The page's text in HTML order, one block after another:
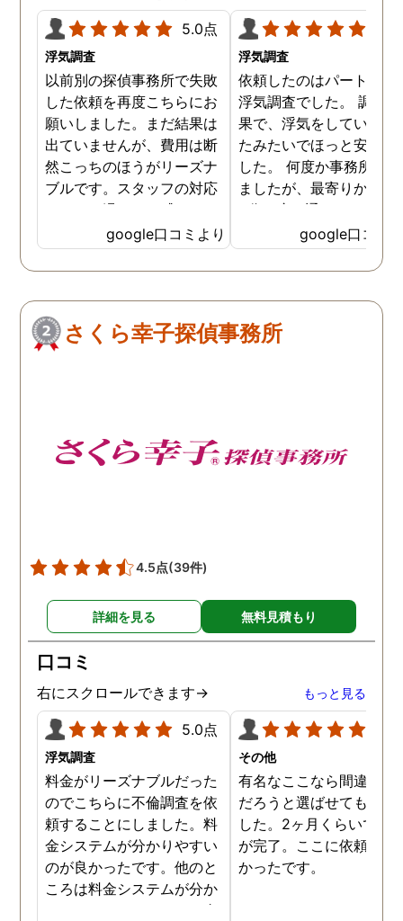
5.0点
浮気調査
以前別の探偵事務所で失敗
した依頼を再度こちらにお
願いしました。まだ結果は
出ていませんが、費用は断
然こっちのほうがリーズナ
ブルです。スタッフの対応
なんかも温かみを感じま
す。はじめからこちらにす
ればよかったです😢 …
google口コミより
浮気調査
依頼したのはパートナー
浮気調査でした。 調査
果で、浮気をしていなか
たみたいでほっと安心し
した。 何度か事務所に
ましたが、最寄りから徒
3分程度で通いやすかっ
google口コミ
さくら幸子探偵事務所
4.5点(39件)
詳細を見る 無料見積もり
口コミ
右にスクロールできます→ もっと見る
5.0点
浮気調査
料金がリーズナブルだった
のでこちらに不倫調査を依
頼することにしました。料
金システムが分かりやすい
のが良かったです。他のと
ころは料金システムが分か
りづらくて、どれだけお金
その他
有名なここなら間違いな
だろうと選ばせてもらい
した。2ヶ月くらいで調
が完了。ここに依頼して
かったです。